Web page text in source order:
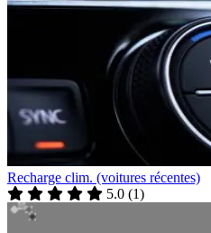
Recharge clim. (voitures récentes)
5.0 (1)